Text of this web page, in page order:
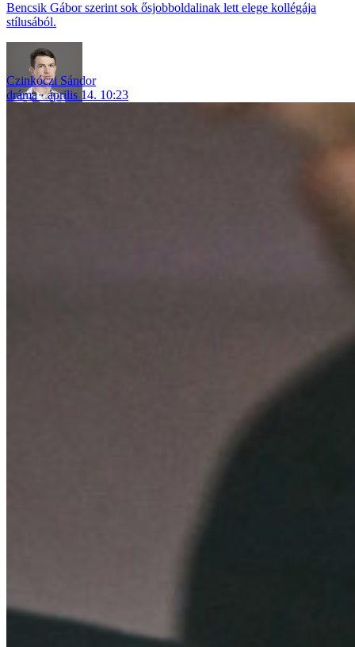
Bencsik Gábor szerint sok ősjobboldalinak lett elege kollégája
stílusából.
Czinkóczi Sándor
dráma
április 14. 10:23